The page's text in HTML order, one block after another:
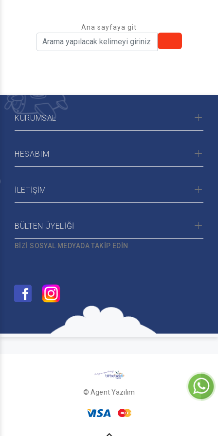
Ana sayfaya git
KURUMSAL
HESABIM
İLETİŞİM
BÜLTEN ÜYELİĞİ
BİZİ SOSYAL MEDYADA TAKİP EDİN
© Agent Yazılım